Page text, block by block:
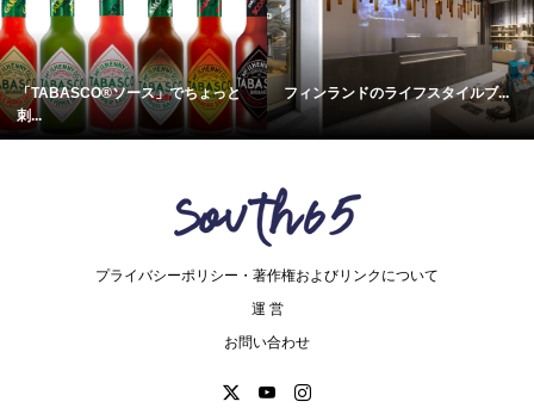
「TABASCO®ソース」でちょっと
刺...
フィンランドのライフスタイルブ...
プライバシーポリシー・著作権およびリンクについて
運 営
お問い合わせ